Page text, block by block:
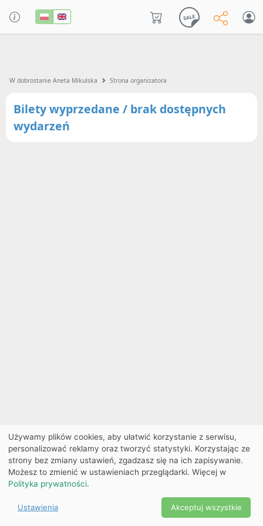
W dobrostanie Aneta Mikulska Strona organizatora
Bilety wyprzedane / brak dostępnych
wydarzeń
Ekobilet2026 |
Ustawienia
cookies
2026
Używamy plików cookies, aby ułatwić korzystanie z serwisu,
personalizować reklamy oraz tworzyć statystyki. Korzystając ze
strony bez zmiany ustawień, zgadzasz się na ich zapisywanie.
Możesz to zmienić w ustawieniach przeglądarki. Więcej w
Polityka prywatności.
Ustawienia Akceptuj wszystkie